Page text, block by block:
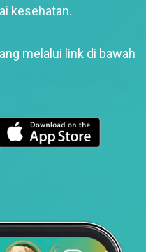
kesehatan.
melalui link di bawah